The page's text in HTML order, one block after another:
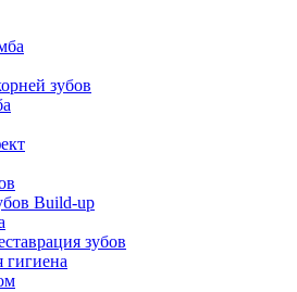
зубов
Build-up
зубов
гигиена